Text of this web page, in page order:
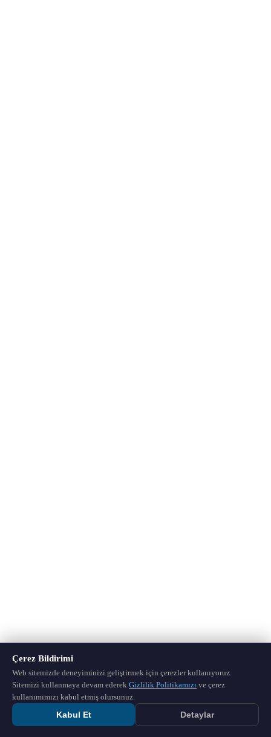
Çerez Bildirimi
Web sitemizde deneyiminizi geliştirmek için çerezler kullanıyoruz.
Sitemizi kullanmaya devam ederek Gizlilik Politikamızı ve çerez
kullanımımızı kabul etmiş olursunuz.
Kabul Et Detaylar